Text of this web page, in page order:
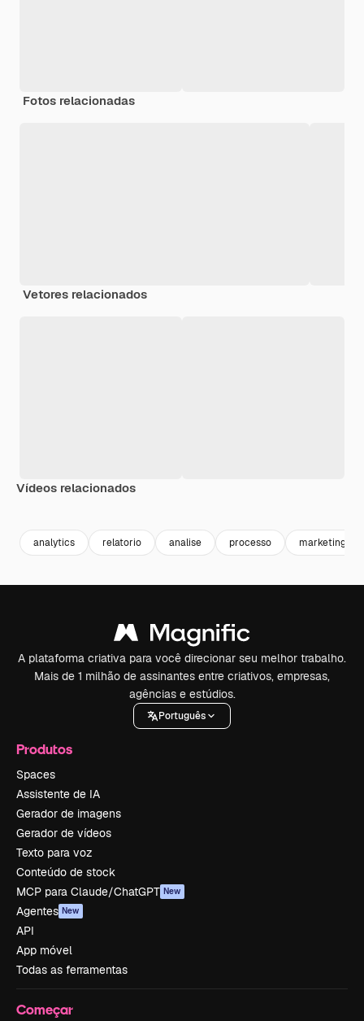
Fotos relacionadas
Vetores relacionados
Vídeos relacionados
analytics relatorio analise processo marketing
A plataforma criativa para você direcionar seu melhor trabalho.
Mais de 1 milhão de assinantes entre criativos, empresas,
agências e estúdios.
Português
Produtos
Spaces
Assistente de IA
Gerador de imagens
Gerador de vídeos
Texto para voz
Conteúdo de stock
MCP para Claude/ChatGPT New
Agentes New
API
App móvel
Todas as ferramentas
Começar